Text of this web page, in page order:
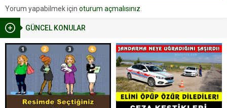
GÜNCEL KONULAR
Yorum yapabilmek için oturum açmalısınız.